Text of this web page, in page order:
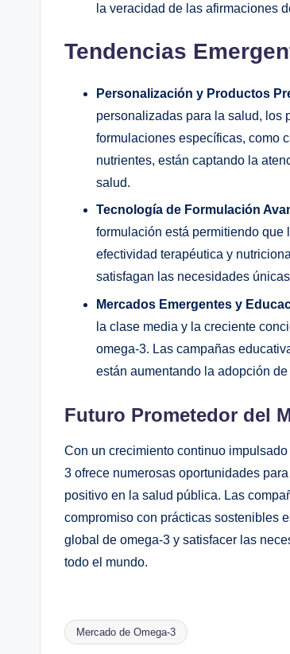
la veracidad de las afirmaciones
Tendencias
Personalización y Productos
personalizadas para la salud, los
formulaciones específicas, como
nutrientes, están captando la
salud.
Tecnología de Formulación
formulación está permitiendo
efectividad terapéutica y
satisfagan las necesidades
Mercados Emergentes y
la clase media y la creciente
omega-3. Las campañas
están aumentando la adopción
Futuro Prometedor del
Con un crecimiento continuo
3 ofrece numerosas oportunidades
positivo en la salud pública. Las
compromiso con prácticas sostenibles
global de omega-3 y satisfacer las
todo el mundo.
Tags:
Mercado de Omega-3